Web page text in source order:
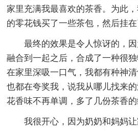
家里充满我最喜欢的茶香。为此
的零花钱买了一些茶包，然后挂在
最终的效果是令人惊讶的，
融合到一起之后，合成了一种很
在家里深吸一口气，我都有种神
也都在夸奖我，说我从哪儿找来
花香味不再单调，多了几份茶香的
我很开心，因为奶奶和妈妈